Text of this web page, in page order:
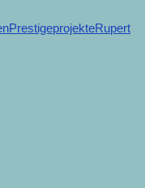
PrestigeprojekteRupert